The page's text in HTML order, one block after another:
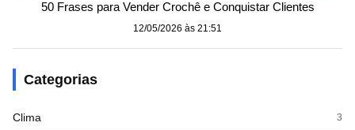
50 Frases para Vender Crochê e Conquistar Clientes
12/05/2026 às 21:51
Categorias
Clima 3